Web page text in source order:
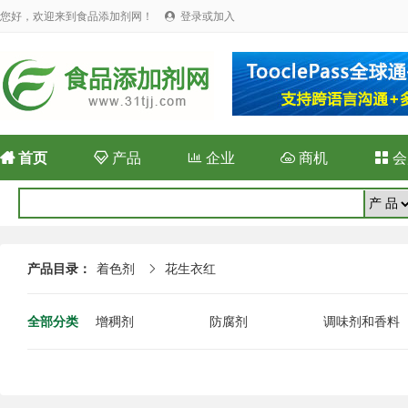
您好，欢迎来到食品添加剂网！  登录或加入
首页 产品 企业  商机 
产品目录： 着色剂  花生衣红
全部分类 增稠剂 防腐剂 调味剂和香料